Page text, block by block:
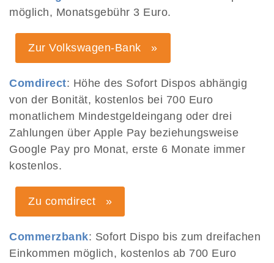
möglich, Monatsgebühr 3 Euro.
Zur Volkswagen-Bank »
Comdirect: Höhe des Sofort Dispos abhängig
von der Bonität, kostenlos bei 700 Euro
monatlichem Mindestgeldeingang oder drei
Zahlungen über Apple Pay beziehungsweise
Google Pay pro Monat, erste 6 Monate immer
kostenlos.
Zu comdirect »
Commerzbank: Sofort Dispo bis zum dreifachen
Einkommen möglich, kostenlos ab 700 Euro